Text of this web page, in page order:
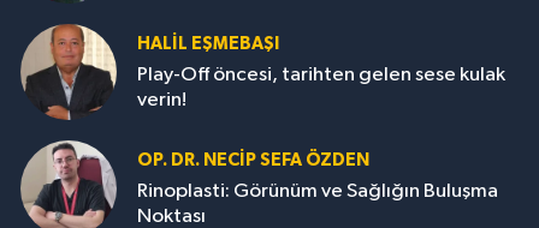
HALIL EŞMEBAŞI
Play-Off öncesi, tarihten gelen sese kulak
verin!
OP. DR. NECIP SEFA ÖZDEN
Rinoplasti: Görünüm ve Sağlığın Buluşma
Noktası